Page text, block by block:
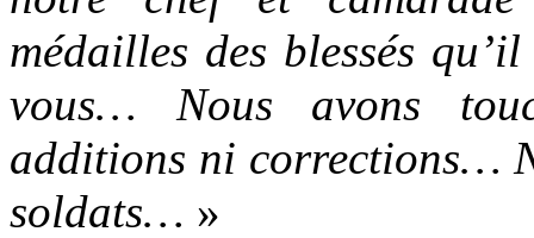
médailles des blessés
vous… Nous avons
additions ni corrections…
soldats… »